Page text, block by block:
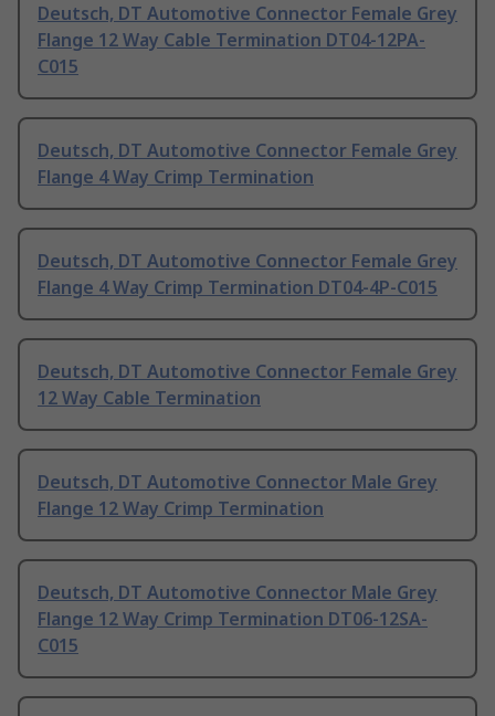
Deutsch, DT Automotive Connector Female Grey
Flange 12 Way Cable Termination DT04-12PA-
C015
Deutsch, DT Automotive Connector Female Grey
Flange 4 Way Crimp Termination
Deutsch, DT Automotive Connector Female Grey
Flange 4 Way Crimp Termination DT04-4P-C015
Deutsch, DT Automotive Connector Female Grey
12 Way Cable Termination
Deutsch, DT Automotive Connector Male Grey
Flange 12 Way Crimp Termination
Deutsch, DT Automotive Connector Male Grey
Flange 12 Way Crimp Termination DT06-12SA-
C015